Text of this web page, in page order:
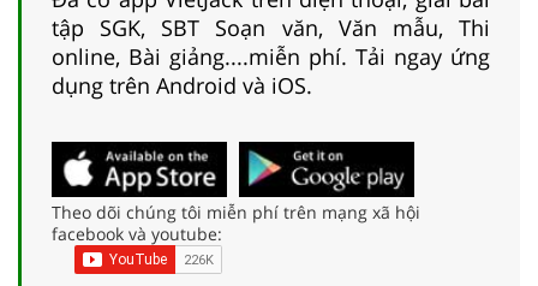
tập SGK, SBT Soạn văn, Văn mẫu, Thi
online, Bài giảng....miễn phí. Tải ngay ứng
dụng trên Android và iOS.
Theo dõi chúng tôi miễn phí trên mạng xã hội
facebook và youtube: